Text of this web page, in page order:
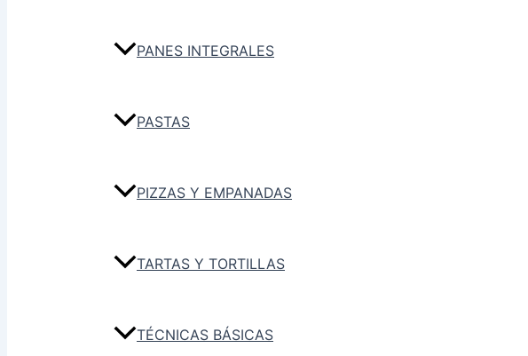
PANES INTEGRALES
PASTAS
PIZZAS Y EMPANADAS
TARTAS Y TORTILLAS
TÉCNICAS BÁSICAS